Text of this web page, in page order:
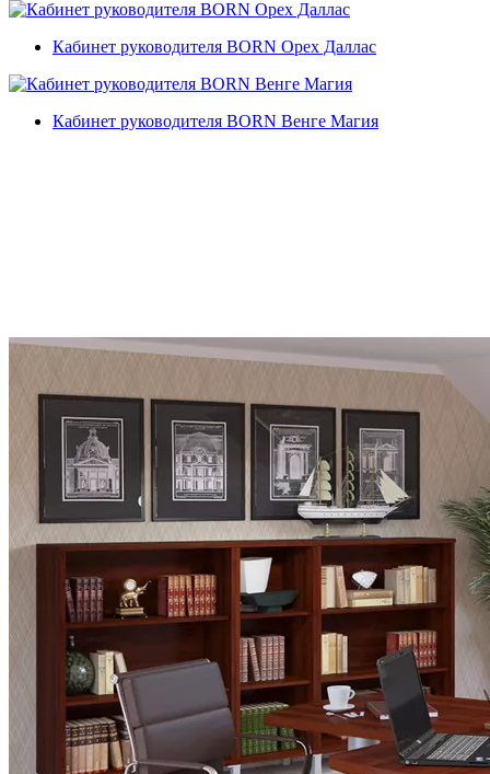
Кабинет руководителя BORN Орех Даллас
Кабинет руководителя BORN Венге Магия